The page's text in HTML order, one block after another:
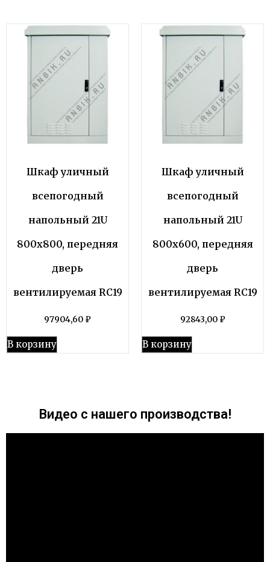
Шкаф уличный
всепогодный
напольный 21U
800х800, передняя
дверь
вентилируемая RC19
97904,60 ₽
В корзину
Шкаф уличный
всепогодный
напольный 21U
800х600, передняя
дверь
вентилируемая RC19
92843,00 ₽
В корзину
Видео с нашего производства!